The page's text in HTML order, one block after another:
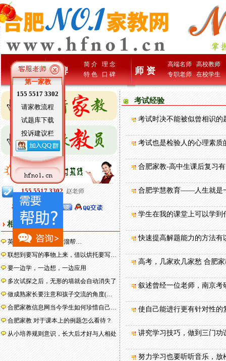
首 页 品牌
简 介
理 念
特 色
口 碑 师 资
高端名师
高校教师
专职老师
在校学生
相关文章
英语学习有窍门 顺口溜帮…
联想到要写的事物上来，借以烘托要写…
要一边学，一边想，一边应用
多次试探之后，无形的墙就会自动消失了
做成熟家长要注意和孩子交流的角度(…
合肥家教信息网当今学生如何珍惜自己…
合肥家教 对于课本上的例题怎么看待？
从小培养规则意识，长大后才好与人相处
考试经验
考试时决不能被似曾相识的
考试也是检验人的心理素质
合肥家教-高中生课后复习
合肥学慧教育——人生就是
学生在我的课堂上可以学到
快速提高解题能力的方法有
高考，几家欢几家愁 合肥
叙述曾经一位老师，南京考
使自己能进行更有针对性的
讲究学习技巧，做到三门功
努力学习也要听听音乐，放
第一家教
155 5517 3302
请家教流程
试题库下载
投诉建议栏